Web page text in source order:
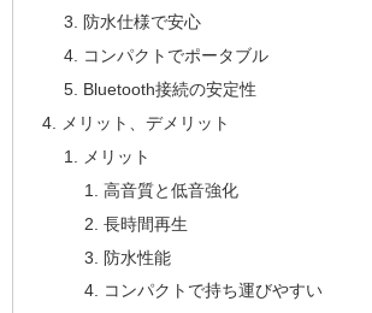
防水仕様で安心
コンパクトでポータブル
Bluetooth接続の安定性
メリット、デメリット
メリット
高音質と低音強化
長時間再生
防水性能
コンパクトで持ち運びやすい